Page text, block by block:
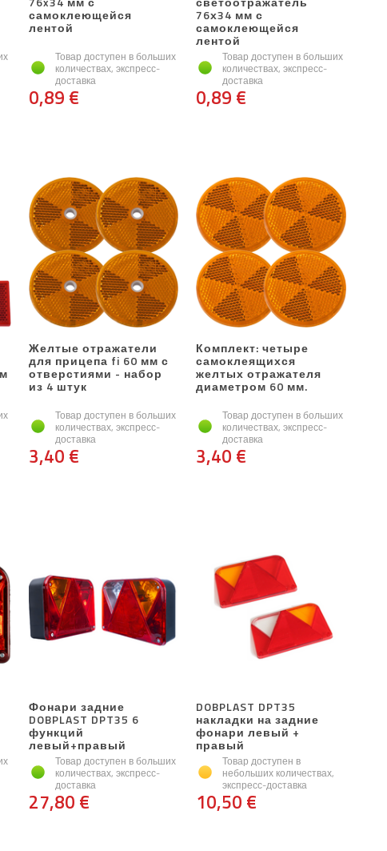
самоклеющейся
лентой
Товар доступен в больших
количествах, экспресс-
доставка
0,89 €
76х34 мм с
самоклеющейся
лентой
Товар доступен в больших
количествах, экспресс-
доставка
0,89 €
Желтые отражатели
для прицепа fi 60 мм с
отверстиями - набор
из 4 штук
Товар доступен в больших
количествах, экспресс-
доставка
3,40 €
Комплект: четыре
самоклеящихся
желтых отражателя
диаметром 60 мм.
Товар доступен в больших
количествах, экспресс-
доставка
3,40 €
Фонари задние
DOBPLAST DPT35 6
функций
левый+правый
Товар доступен в больших
количествах, экспресс-
доставка
27,80 €
DOBPLAST DPT35
накладки на задние
фонари левый +
правый
Товар доступен в
небольших количествах,
экспресс-доставка
10,50 €